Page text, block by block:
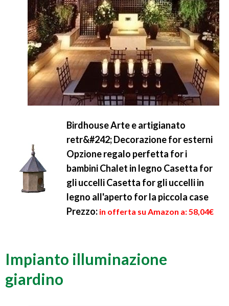
Birdhouse Arte e artigianato
retr&#242; Decorazione for esterni
Opzione regalo perfetta for i
bambini Chalet in legno Casetta for
gli uccelli Casetta for gli uccelli in
legno all'aperto for la piccola case
Prezzo: in offerta su Amazon a: 58,04€
Impianto illuminazione
giardino